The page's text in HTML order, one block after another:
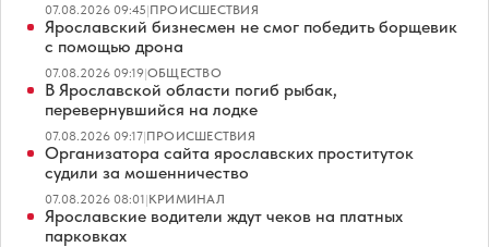
07.08.2026 09:45|ПРОИСШЕСТВИЯ
Ярославский бизнесмен не смог победить борщевик
с помощью дрона
07.08.2026 09:19|ОБЩЕСТВО
В Ярославской области погиб рыбак,
перевернувшийся на лодке
07.08.2026 09:17|ПРОИСШЕСТВИЯ
Организатора сайта ярославских проституток
судили за мошенничество
07.08.2026 08:01|КРИМИНАЛ
Ярославские водители ждут чеков на платных
парковках